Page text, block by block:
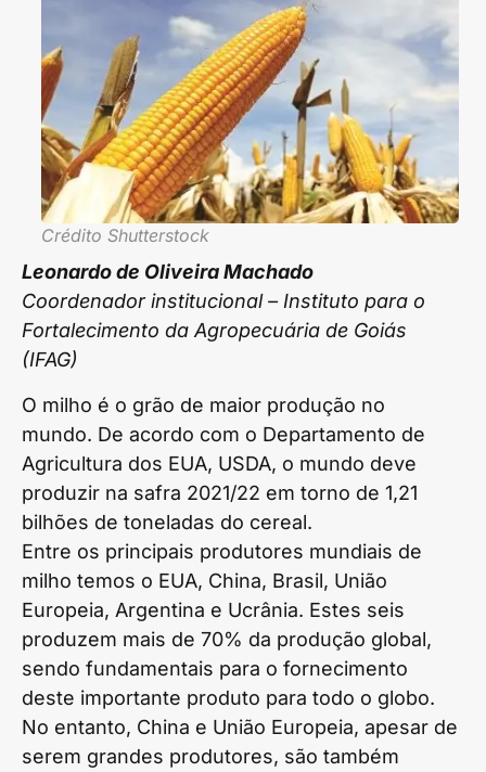
Crédito Shutterstock
Leonardo de Oliveira Machado
Coordenador institucional – Instituto para o
Fortalecimento da Agropecuária de Goiás
(IFAG)
O milho é o grão de maior produção no
mundo. De acordo com o Departamento de
Agricultura dos EUA, USDA, o mundo deve
produzir na safra 2021/22 em torno de 1,21
bilhões de toneladas do cereal.
Entre os principais produtores mundiais de
milho temos o EUA, China, Brasil, União
Europeia, Argentina e Ucrânia. Estes seis
produzem mais de 70% da produção global,
sendo fundamentais para o fornecimento
deste importante produto para todo o globo.
No entanto, China e União Europeia, apesar de
serem grandes produtores, são também